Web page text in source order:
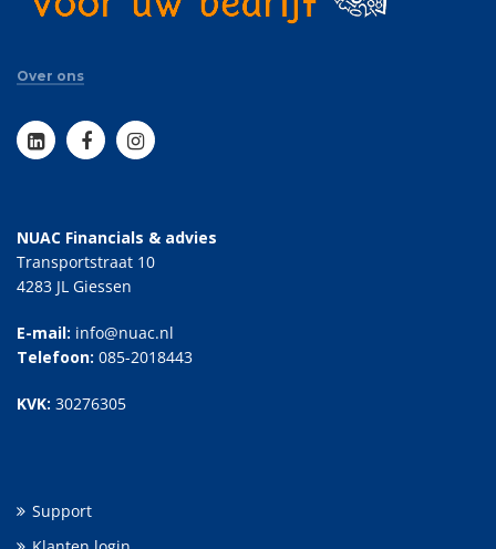
Over ons
NUAC Financials & advies
Transportstraat 10
4283 JL Giessen
E-mail: info@nuac.nl
Telefoon: 085-2018443
KVK: 30276305
Support